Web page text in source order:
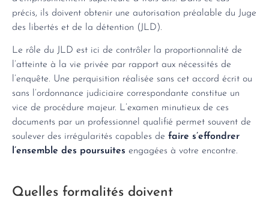
précis, ils doivent obtenir une autorisation préalable du Juge
des libertés et de la détention (JLD).
Le rôle du JLD est ici de contrôler la proportionnalité de
l’atteinte à la vie privée par rapport aux nécessités de
l’enquête. Une perquisition réalisée sans cet accord écrit ou
sans l’ordonnance judiciaire correspondante constitue un
vice de procédure majeur. L’examen minutieux de ces
documents par un professionnel qualifié permet souvent de
soulever des irrégularités capables de faire s’effondrer
l’ensemble des poursuites engagées à votre encontre.
Quelles formalités doivent